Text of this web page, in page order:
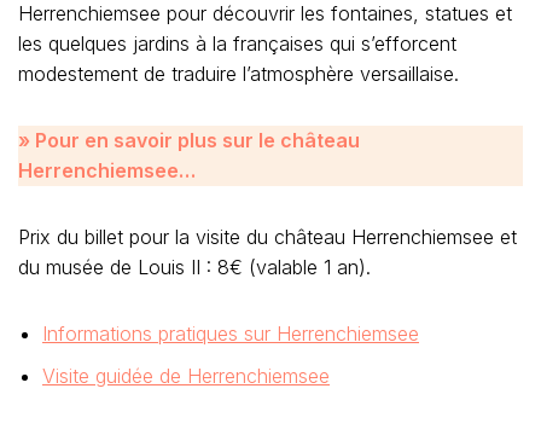
Herrenchiemsee pour découvrir les fontaines, statues et
les quelques jardins à la françaises qui s’efforcent
modestement de traduire l’atmosphère versaillaise.
» Pour en savoir plus sur le château
Herrenchiemsee…
Prix du billet pour la visite du château Herrenchiemsee et
du musée de Louis II : 8€ (valable 1 an).
Informations pratiques sur Herrenchiemsee
Visite guidée de Herrenchiemsee